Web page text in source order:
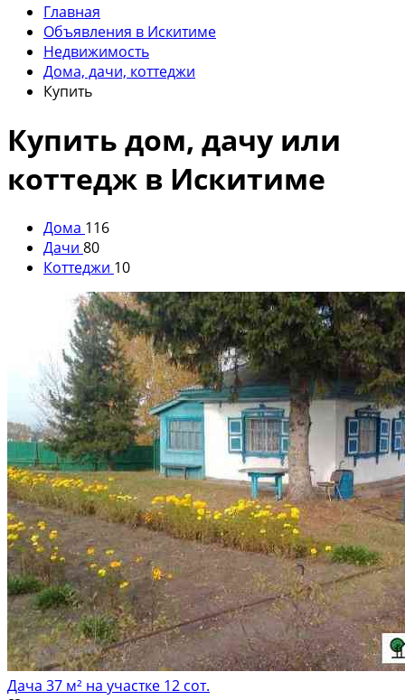
Главная
Объявления в Искитиме
Недвижимость
Дома, дачи, коттеджи
Купить
Купить дом, дачу или
коттедж в Искитиме
Дома 116
Дачи 80
Коттеджи 10
Дача 37 м² на участке 12 сот.